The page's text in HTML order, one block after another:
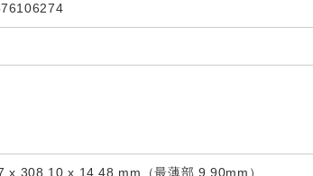
x 308.10 x 14.48 mm（最薄部 9.90mm）